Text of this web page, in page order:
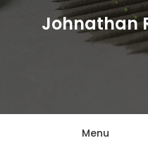
Johnathan
Menu